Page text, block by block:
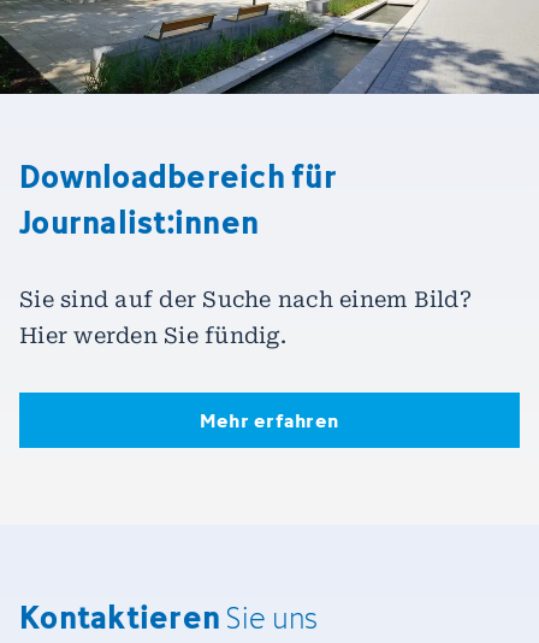
Downloadbereich für
Journalist:innen
Sie sind auf der Suche nach einem Bild?
Hier werden Sie fündig.
Mehr erfahren
Mehr erfahren
KontaktierenSie uns